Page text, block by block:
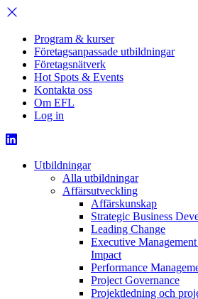
Program & kurser
Företagsanpassade utbildningar
Företagsnätverk
Hot Spots & Events
Kontakta oss
Om EFL
Log in
Utbildningar
Alla utbildningar
Affärsutveckling
Affärskunskap
Strategic Business
Leading Change
Executive
Impact
Performance
Project Governance
Projektledning och